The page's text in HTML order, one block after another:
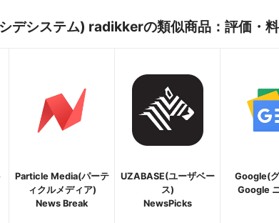
デシステム) radikkerの類似商品：評価・
Particle Media(パーテ
ィクルメディア)
News Break
UZABASE(ユーザベー
ス)
NewsPicks
Google(
Google